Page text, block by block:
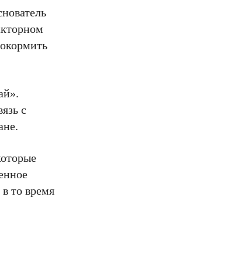
с
то время